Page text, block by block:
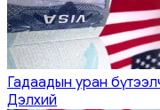
Гадаадын уран
Дэлхий